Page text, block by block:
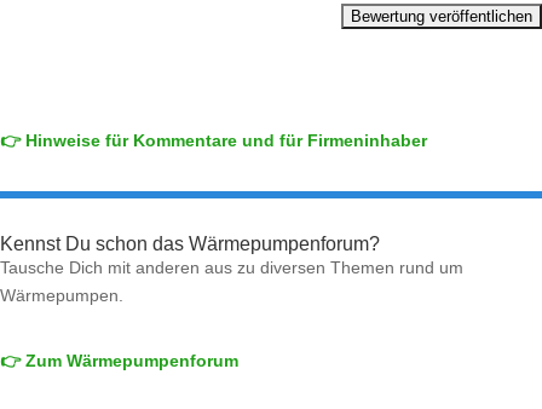
👉 Hinweise für Kommentare und für Firmeninhaber
Kennst Du schon das Wärmepumpenforum?
Tausche Dich mit anderen aus zu diversen Themen rund um
Wärmepumpen.
👉 Zum Wärmepumpenforum